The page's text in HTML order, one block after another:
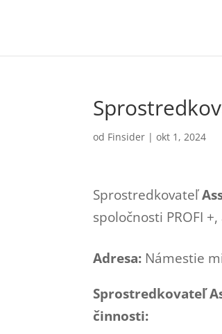
od Finsider |okt 1, 2024
Sprostredkovateľ
spoločnosti PROFI +,
Adresa: Námestie
Sprostredkovateľ
činnosti: